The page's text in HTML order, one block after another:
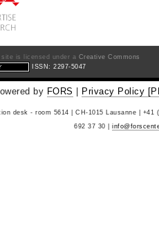
is licensed under a Creative Commons
ISSN: 2297-5047
by FORS Privacy Policy
desk - room 5614 | CH-1015 Lausanne | +41
692 37 30 |